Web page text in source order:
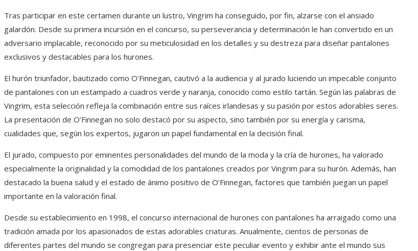
Tras participar en este certamen durante un lustro, Vingrim ha conseguido, por fin, alzarse con el ansiado
galardón. Desde su primera incursión en el concurso, su perseverancia y determinación le han convertido en un
adversario implacable, reconocido por su meticulosidad en los detalles y su destreza para diseñar pantalones
exclusivos y destacables para los hurones.
El hurón triunfador, bautizado como O’Finnegan, cautivó a la audiencia y al jurado luciendo un impecable conjunto
de pantalones con un estampado a cuadros verde y naranja, conocido como estilo tartán. Según las palabras de
Vingrim, esta selección refleja la combinación entre sus raíces irlandesas y su pasión por estos adorables seres.
La presentación de O’Finnegan no solo destacó por su aspecto, sino también por su energía y carisma,
cualidades que, según los expertos, jugaron un papel fundamental en la decisión final.
El jurado, compuesto por eminentes personalidades del mundo de la moda y la cría de hurones, ha valorado
especialmente la originalidad y la comodidad de los pantalones creados por Vingrim para su hurón. Además, han
destacado la buena salud y el estado de ánimo positivo de O’Finnegan, factores que también juegan un papel
importante en la valoración final.
Desde su establecimiento en 1998, el concurso internacional de hurones con pantalones ha arraigado como una
tradición amada por los apasionados de estas adorables criaturas. Anualmente, cientos de personas de
diferentes partes del mundo se congregan para presenciar este peculiar evento y exhibir ante el mundo sus